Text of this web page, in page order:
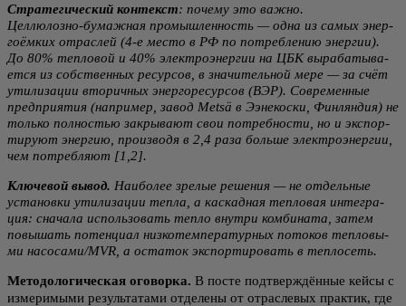
Стра­те­ги­че­ский кон­текст: поче­му это важ­но.
Цел­лю­лоз­но-бумаж­ная про­мыш­лен­ность — одна из самых энер­
го­ём­ких отрас­лей (4‑е место в РФ по потреб­ле­нию энер­гии).
До 80% теп­ло­вой и 40% элек­тро­энер­гии на ЦБК выра­ба­ты­ва­
ет­ся из соб­ствен­ных ресур­сов, в зна­чи­тель­ной мере — за счёт
ути­ли­за­ции вто­рич­ных энер­го­ре­сур­сов (ВЭР). Совре­мен­ные
пред­при­я­тия (напри­мер, завод Metsä в Ээне­кос­ки, Фин­лян­дия) не
толь­ко пол­но­стью закры­ва­ют свои потреб­но­сти, но и экс­пор­
ти­ру­ют энер­гию, про­из­во­дя в 2,4 раза боль­ше элек­тро­энер­гии,
чем потреб­ля­ют [1,2].
Клю­че­вой вывод. Наи­бо­лее зре­лые реше­ния — не отдель­ные
уста­нов­ки ути­ли­за­ции теп­ла, а кас­кад­ная теп­ло­вая инте­гра­
ция: сна­ча­ла исполь­зо­вать теп­ло внут­ри ком­би­на­та, затем
повы­шать потен­ци­ал низ­ко­тем­пе­ра­тур­ных пото­ков теп­ло­вы­
ми насосами/MVR, а оста­ток экс­пор­ти­ро­вать в теплосеть.
Мето­до­ло­ги­че­ская ого­вор­ка. В посте под­твер­ждён­ные кей­сы с
изме­ри­мы­ми резуль­та­та­ми отде­ле­ны от отрас­ле­вых прак­тик, где